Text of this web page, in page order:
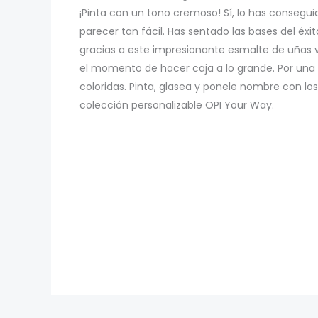
¡Pinta con un tono cremoso! Sí, lo has
parecer tan fácil. Has sentado las bases del
gracias a este impresionante esmalte de uñas
el momento de hacer caja a lo grande. Por
coloridas. Pinta, glasea y ponele nombre con
colección personalizable OPI Your Way.